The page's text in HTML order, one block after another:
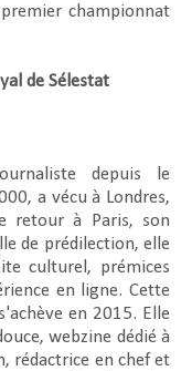
championnat
de Sélestat
depuis le
a vécu à Londres,
retour à Paris, son
de prédilection, elle
culturel, prémices
en ligne. Cette
en 2015. Elle
webzine dédié à
rédactrice en chef et